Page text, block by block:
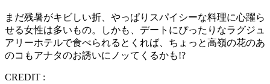
まだ残暑がキビしい折、やっぱりスパイシーな料理に心躍ら
せる女性は多いもの。しかも、デートにぴったりなラグジュ
アリーホテルで食べられるとくれば、ちょっと高嶺の花のあ
のコもアナタのお誘いにノッてくるかも!?
CREDIT :